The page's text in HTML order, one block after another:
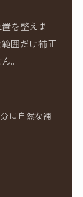
を整えま
囲だけ補正
。
に自然な補